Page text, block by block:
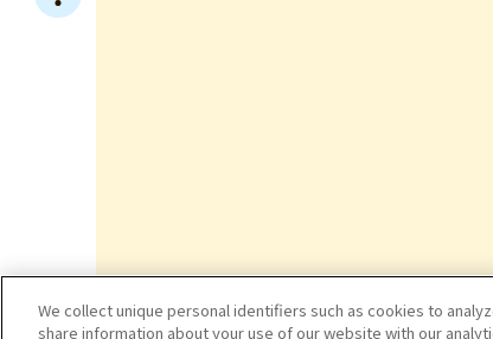
We collect unique personal identifiers such as cookies to
share information about your use of our website with our